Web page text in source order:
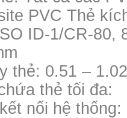
PVC Thẻ
ID-1/CR-80,
thẻ: 0.51 –
thẻ tối đa:
nối hệ thống: